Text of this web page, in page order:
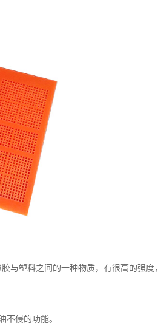
与塑料之间的一种物质，有很高的强度
侵的功能。